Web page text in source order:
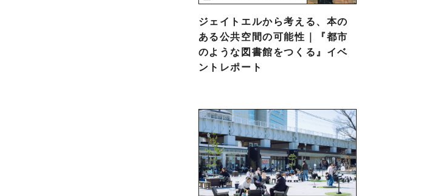
ジェイトエルから考える、本の
ある公共空間の可能性｜『都市
のような図書館をつくる』イベ
ントレポート